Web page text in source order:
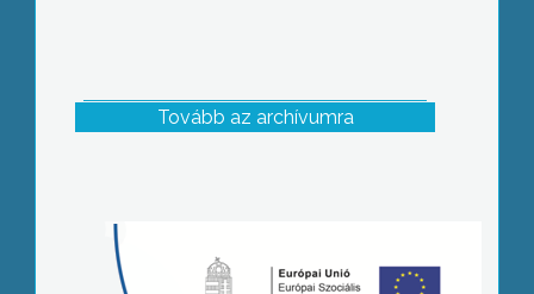
Tovább az archívumra